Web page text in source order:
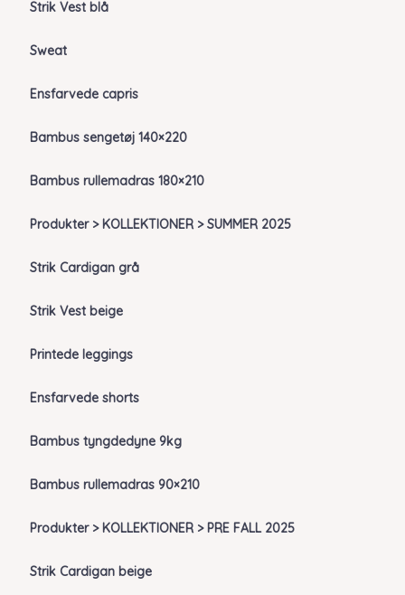
Strik Vest blå
Sweat
Ensfarvede capris
Bambus sengetøj 140×220
Bambus rullemadras 180×210
Produkter > KOLLEKTIONER > SUMMER 2025
Strik Cardigan grå
Strik Vest beige
Printede leggings
Ensfarvede shorts
Bambus tyngdedyne 9kg
Bambus rullemadras 90×210
Produkter > KOLLEKTIONER > PRE FALL 2025
Strik Cardigan beige